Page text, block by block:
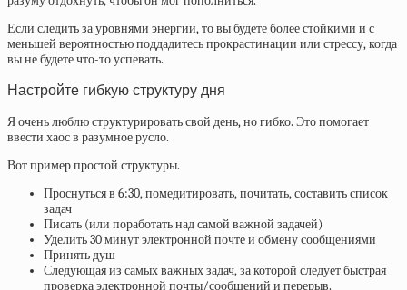
Если следить за уровнями энергии, то вы будете более стойкими и с
меньшей вероятностью поддадитесь прокрастинации или стрессу, когда
вы не будете что-то успевать.
Настройте гибкую структуру дня
Я очень люблю структурировать свой день, но гибко. Это помогает
ввести хаос в разумное русло.
Вот пример простой структуры.
Проснуться в 6:30, помедитировать, почитать, составить список
задач
Писать (или поработать над самой важной задачей)
Уделить 30 минут электронной почте и обмену сообщениями
Принять душ
Следующая из самых важных задач, за которой следует быстрая
проверка электронной почты/сообщений и перерыв.